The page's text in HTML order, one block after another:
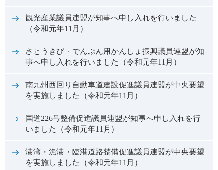
観光産業議員連盟が知事へ申し入れを行いました
（令和元年11月）
さとうきび・でんぷん用かんしょ振興議員連盟が知
事へ申し入れを行いました（令和元年11月）
南九州西回り自動車道建設促進議員連盟が中央要望
を実施しました（令和元年11月）
国道226号整備促進議員連盟が知事へ申し入れを行
いました（令和元年11月）
港湾・漁港・臨港道路整備促進議員連盟が中央要望
を実施しました（令和元年11月）